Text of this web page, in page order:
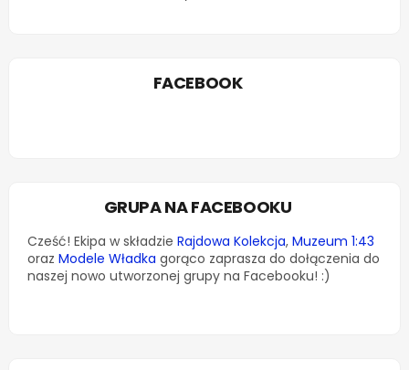
FACEBOOK
GRUPA NA FACEBOOKU
Cześć! Ekipa w składzie Rajdowa Kolekcja, Muzeum 1:43
oraz Modele Władka gorąco zaprasza do dołączenia do
naszej nowo utworzonej grupy na Facebooku! :)